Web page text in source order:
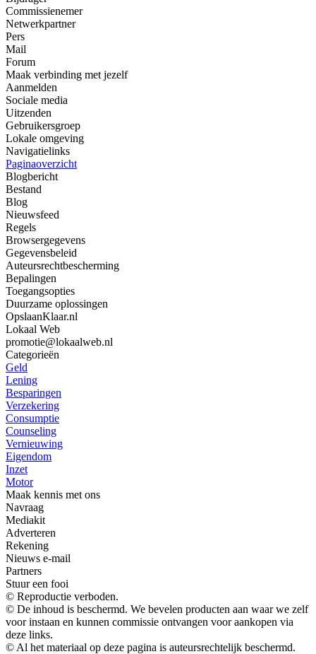
Commissienemer
Netwerkpartner
Pers
Mail
Forum
Maak verbinding met jezelf
Aanmelden
Sociale media
Uitzenden
Gebruikersgroep
Lokale omgeving
Navigatielinks
Paginaoverzicht
Blogbericht
Bestand
Blog
Nieuwsfeed
Regels
Browsergegevens
Gegevensbeleid
Auteursrechtbescherming
Bepalingen
Toegangsopties
Duurzame oplossingen
OpslaanKlaar.nl
Lokaal Web
promotie@lokaalweb.nl
Categorieën
Geld
Lening
Besparingen
Verzekering
Consumptie
Counseling
Vernieuwing
Eigendom
Inzet
Motor
Maak kennis met ons
Navraag
Mediakit
Adverteren
Rekening
Nieuws e-mail
Partners
Stuur een fooi
© Reproductie verboden.
© De inhoud is beschermd. We bevelen producten aan waar we zelf
voor instaan ​​en kunnen commissie ontvangen voor aankopen via
deze links.
© Al het materiaal op deze pagina is auteursrechtelijk beschermd.